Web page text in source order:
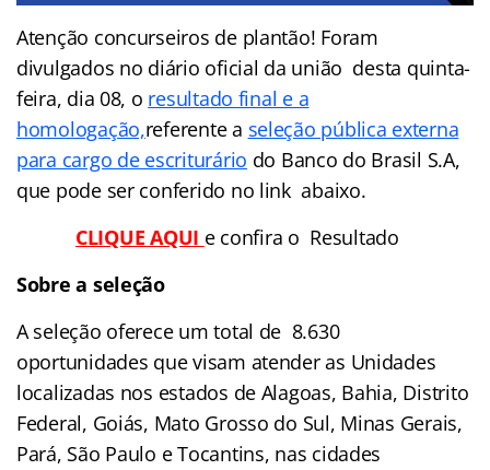
Atenção concurseiros de plantão! Foram
divulgados no diário oficial da união desta quinta-
feira, dia 08, o resultado final e a
homologação,referente a seleção pública externa
para cargo de escriturário do Banco do Brasil S.A,
que pode ser conferido no link abaixo.
CLIQUE AQUI e confira o Resultado
Sobre a seleção
A seleção oferece um total de 8.630
oportunidades que visam atender as Unidades
localizadas nos estados de Alagoas, Bahia, Distrito
Federal, Goiás, Mato Grosso do Sul, Minas Gerais,
Pará, São Paulo e Tocantins, nas cidades